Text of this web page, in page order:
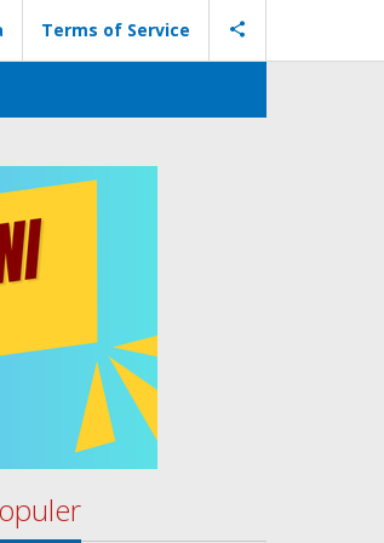
Terms of Service